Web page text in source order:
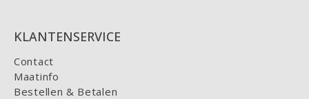
KLANTENSERVICE
Contact
Maatinfo
Bestellen & Betalen